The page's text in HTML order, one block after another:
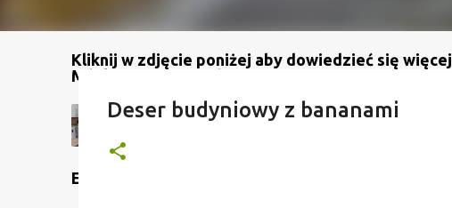
Kliknij w zdjęcie poniżej aby dowiedzieć się więcej
Mój kanał na YouTube
Etykiety
Deser budyniowy z bananami